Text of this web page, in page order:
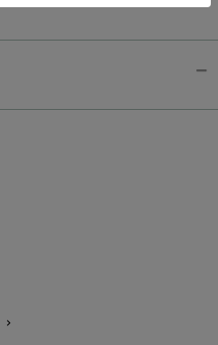
chevron_right